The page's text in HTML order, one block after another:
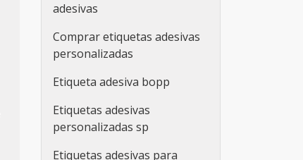
adesivas
Comprar etiquetas adesivas
personalizadas
Etiqueta adesiva bopp
Etiquetas adesivas
personalizadas sp
Etiquetas adesivas para